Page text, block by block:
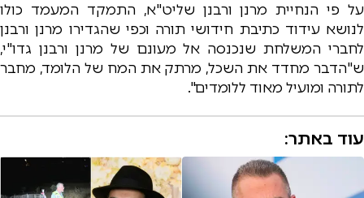
על פי הנחיית מרנן ורבנן שליט"א, התמקד המעמד כולו
לנושא עידוד כתיבת חידושי תורה וכפי שהגדירו מרנן ורבנן
לחברי המשלחת שנכנסה אל מעונם של מרנן ורבנן גדו"י,
ש"הדבר מחדד את השכל, מרתק את המח של הלומד, מחבר
לתורה ומועיל מאוד ללומדים".
עוד באתר: